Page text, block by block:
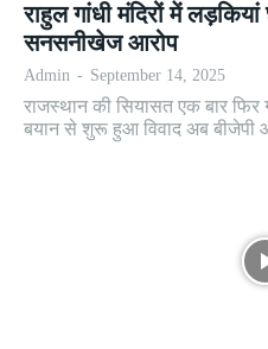
राहुल गांधी मंदिरों में
सनसनीखेज आरोप
Admin - September 14, 2025
राजस्थान की सियासत एक बार फिर
बयान से शुरू हुआ विवाद अब